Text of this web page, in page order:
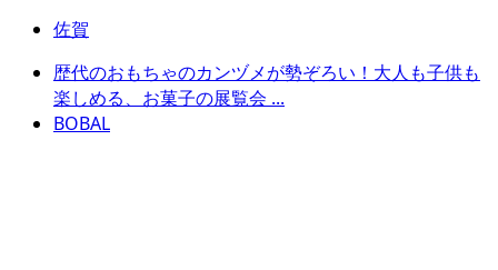
佐賀
歴代のおもちゃのカンヅメが勢ぞろい！大人も子供も
楽しめる、お菓子の展覧会 ...
BOBAL